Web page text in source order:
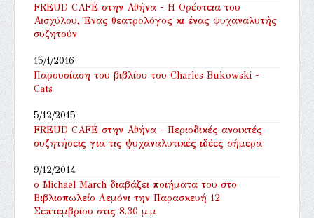
FREUD CAFÉ στην Αθήνα - ‎Η Ορέστεια του
Αισχύλου, Ένας θεατρολόγος κι ένας ψυχαναλυτής
συζητούν
15/1/2016
Παρουσίαση του βιβλίου του Charles Bukowski -
Cats
5/12/2015
FREUD CAFÉ στην Αθήνα - Περιοδικές ανοικτές
συζητήσεις για τις ψυχαναλυτικές ιδέες σήμερα
9/12/2014
ο Michael March διαβάζει ποιήματα του στο
Βιβλιοπωλείο Λεμόνι την Παρασκευή 12
Σεπτεμβρίου στις 8.30 μ.μ